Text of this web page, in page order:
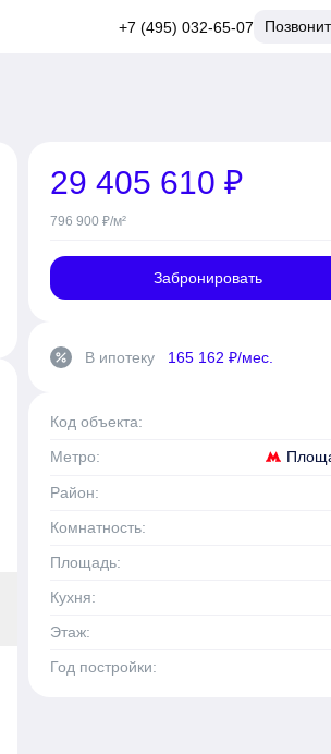
+7 (495) 032-65-07
29 405 610 ₽
796 900 ₽/м²
Забронировать
percent В ипотеку 165 162 ₽/мес.
Код объекта:
Метро:
Район:
Комнатность:
Площадь:
Кухня:
Этаж:
Год постройки: